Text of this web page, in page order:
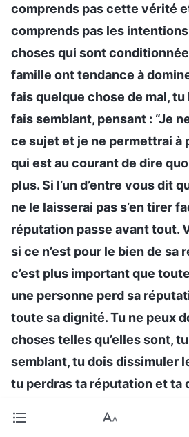
comprends pas cette vérité
comprends pas les
choses qui sont
famille ont tendance à
fais quelque chose de mal,
fais semblant, pensant : “Je
ce sujet et je ne permettrai à
qui est au courant de dire
plus. Si l’un d’entre vous dit
ne le laisserai pas s’en tirer
réputation passe avant tout.
si ce n’est pour le bien de sa
c’est plus important que
une personne perd sa
toute sa dignité. Tu ne peux
choses telles qu’elles sont,
semblant, tu dois dissimuler
tu perdras ta réputation et ta
ne seras qu’un déchet bon